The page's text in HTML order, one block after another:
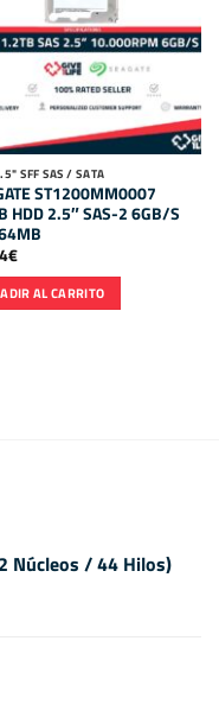
SFF SAS / SATA
ST1200MM0007
HDD 2.5″ SAS-2 6GB/S
€
AL CARRITO
Núcleos / 44 Hilos)